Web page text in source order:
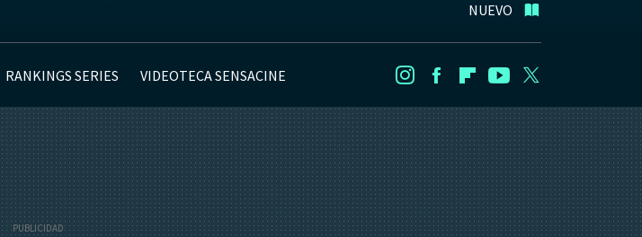
NUEVO
RANKINGS SERIES VIDEOTECA SENSACINE InstagramFacebookFlipboard
Youtube